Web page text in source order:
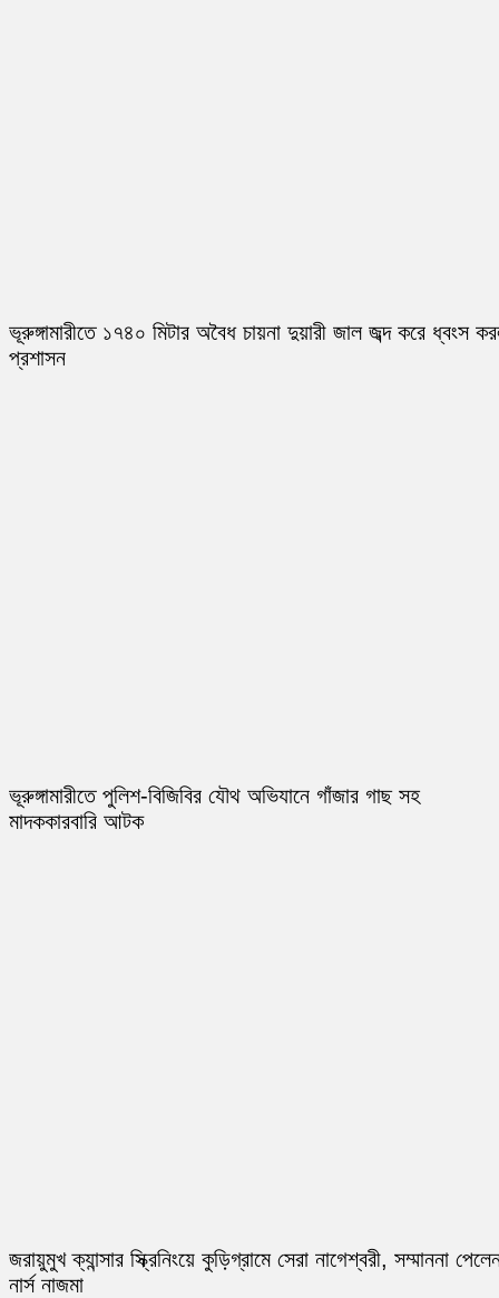
ভূরুঙ্গামারীতে ১৭৪০ মিটার অবৈধ চায়না দুয়ারী জাল জব্দ করে ধ্বংস
প্রশাসন
ভূরুঙ্গামারীতে পুলিশ-বিজিবির যৌথ অভিযানে গাঁজার গাছ সহ
মাদককারবারি আটক
জরায়ুমুখ ক্যান্সার স্ক্রিনিংয়ে কুড়িগ্রামে সেরা নাগেশ্বরী, সম্মাননা
নার্স নাজমা